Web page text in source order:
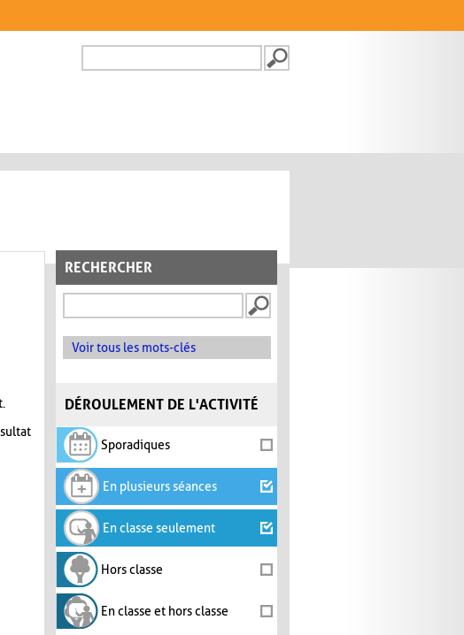
FORMULAIRE DE
RECHERCHER
Voir tous les mots-clés
DÉROULEMENT DE L'ACTIVITÉ
Sporadiques
En plusieurs séances
En classe seulement
Hors classe
En classe et hors classe